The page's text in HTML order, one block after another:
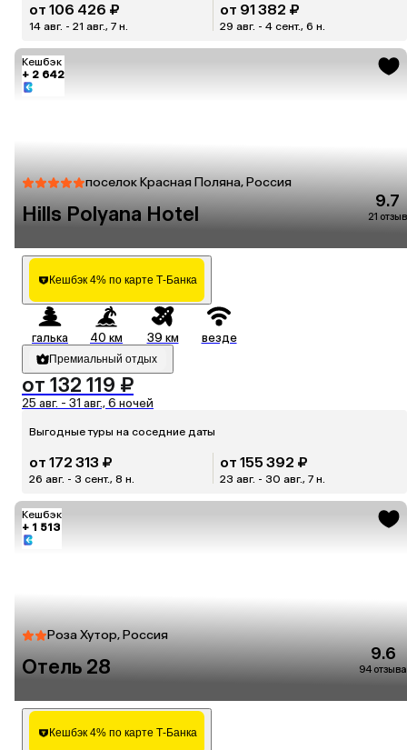
от 106 426 ₽
14 авг. - 21 авг., 7 н.
от 91 382 ₽
29 авг. - 4 сент., 6 н.
Кешбэк
+ 2 642
поселок Красная Поляна, Россия
Hills Polyana Hotel
9.7
21 отзыв
Кешбэк 4% по карте Т-Банка
галька 40 км 39 км везде
Премиальный отдых
от 132 119 ₽
25 авг. - 31 авг., 6 ночей
Выгодные туры на соседние даты
от 172 313 ₽
26 авг. - 3 сент., 8 н.
от 155 392 ₽
23 авг. - 30 авг., 7 н.
Кешбэк
+ 1 513
Роза Хутор, Россия
Отель 28
9.6
94 отзыва
Кешбэк 4% по карте Т-Банка